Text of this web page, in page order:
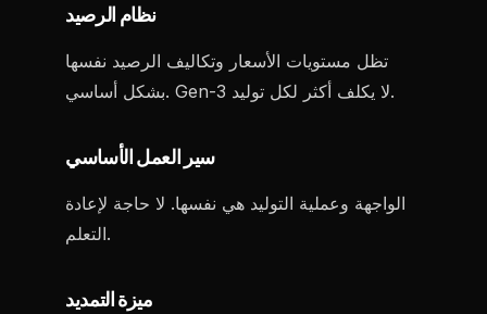
نظام الرصيد
تظل مستويات الأسعار وتكاليف الرصيد نفسها
بشكل أساسي. Gen-3 لا يكلف أكثر لكل توليد.
سير العمل الأساسي
الواجهة وعملية التوليد هي نفسها. لا حاجة لإعادة
التعلم.
ميزة التمديد